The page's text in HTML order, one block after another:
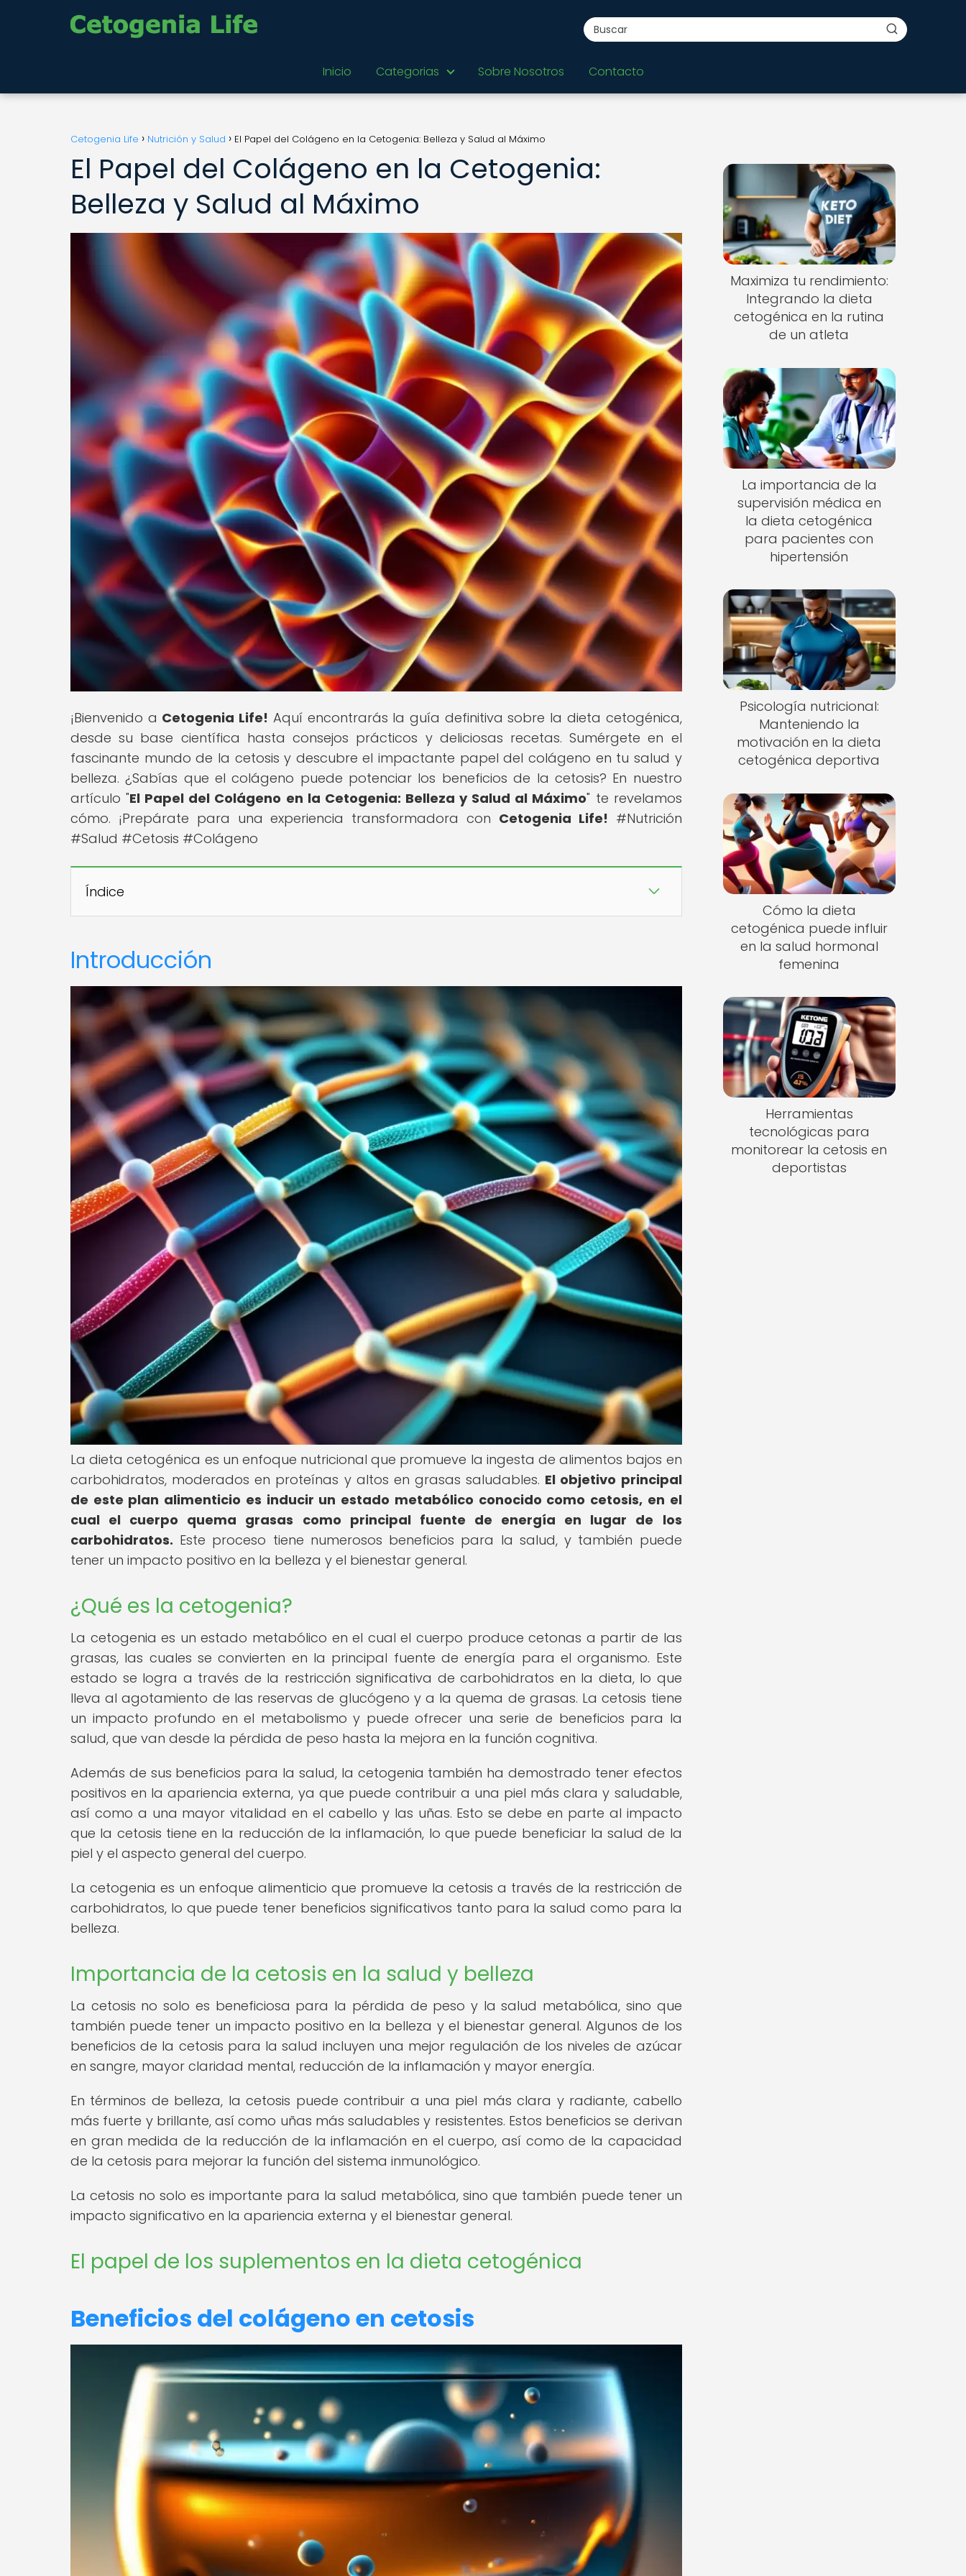
Inicio Categorias Sobre Nosotros Contacto
Cetogenia Life Nutrición y Salud El Papel del Colágeno en la Cetogenia: Belleza y Salud al Máximo
El Papel del Colágeno en la Cetogenia:
Belleza y Salud al Máximo
¡Bienvenido a Cetogenia Life! Aquí encontrarás la guía definitiva sobre la dieta cetogénica,
desde su base científica hasta consejos prácticos y deliciosas recetas. Sumérgete en el
fascinante mundo de la cetosis y descubre el impactante papel del colágeno en tu salud y
belleza. ¿Sabías que el colágeno puede potenciar los beneficios de la cetosis? En nuestro
artículo "El Papel del Colágeno en la Cetogenia: Belleza y Salud al Máximo" te revelamos
cómo. ¡Prepárate para una experiencia transformadora con Cetogenia Life! #Nutrición
#Salud #Cetosis #Colágeno
Índice
Introducción
La dieta cetogénica es un enfoque nutricional que promueve la ingesta de alimentos bajos en
carbohidratos, moderados en proteínas y altos en grasas saludables. El objetivo principal
de este plan alimenticio es inducir un estado metabólico conocido como cetosis, en el
cual el cuerpo quema grasas como principal fuente de energía en lugar de los
carbohidratos. Este proceso tiene numerosos beneficios para la salud, y también puede
tener un impacto positivo en la belleza y el bienestar general.
¿Qué es la cetogenia?
La cetogenia es un estado metabólico en el cual el cuerpo produce cetonas a partir de las
grasas, las cuales se convierten en la principal fuente de energía para el organismo. Este
estado se logra a través de la restricción significativa de carbohidratos en la dieta, lo que
lleva al agotamiento de las reservas de glucógeno y a la quema de grasas. La cetosis tiene
un impacto profundo en el metabolismo y puede ofrecer una serie de beneficios para la
salud, que van desde la pérdida de peso hasta la mejora en la función cognitiva.
Además de sus beneficios para la salud, la cetogenia también ha demostrado tener efectos
positivos en la apariencia externa, ya que puede contribuir a una piel más clara y saludable,
así como a una mayor vitalidad en el cabello y las uñas. Esto se debe en parte al impacto
que la cetosis tiene en la reducción de la inflamación, lo que puede beneficiar la salud de la
piel y el aspecto general del cuerpo.
La cetogenia es un enfoque alimenticio que promueve la cetosis a través de la restricción de
carbohidratos, lo que puede tener beneficios significativos tanto para la salud como para la
belleza.
Importancia de la cetosis en la salud y belleza
La cetosis no solo es beneficiosa para la pérdida de peso y la salud metabólica, sino que
también puede tener un impacto positivo en la belleza y el bienestar general. Algunos de los
beneficios de la cetosis para la salud incluyen una mejor regulación de los niveles de azúcar
en sangre, mayor claridad mental, reducción de la inflamación y mayor energía.
En términos de belleza, la cetosis puede contribuir a una piel más clara y radiante, cabello
más fuerte y brillante, así como uñas más saludables y resistentes. Estos beneficios se derivan
en gran medida de la reducción de la inflamación en el cuerpo, así como de la capacidad
de la cetosis para mejorar la función del sistema inmunológico.
La cetosis no solo es importante para la salud metabólica, sino que también puede tener un
impacto significativo en la apariencia externa y el bienestar general.
El papel de los suplementos en la dieta cetogénica
Beneficios del colágeno en cetosis
Maximiza tu rendimiento:
Integrando la dieta
cetogénica en la rutina
de un atleta
La importancia de la
supervisión médica en
la dieta cetogénica
para pacientes con
hipertensión
Psicología nutricional:
Manteniendo la
motivación en la dieta
cetogénica deportiva
Cómo la dieta
cetogénica puede influir
en la salud hormonal
femenina
Herramientas
tecnológicas para
monitorear la cetosis en
deportistas